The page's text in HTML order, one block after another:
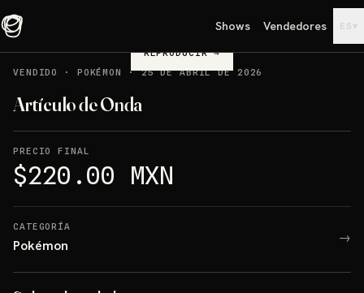
Shows Vendedores ES ▾
REPRODUCIR→
VENDIDO
· POKÉMON ·25 DE ABRIL DE 2026
Artículo de Onda
PRECIO FINAL
$220.00 MXN
CATEGORÍA
Pokémon →